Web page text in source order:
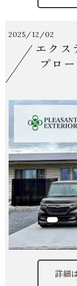
2025/12/02
エクス
プロ
詳細